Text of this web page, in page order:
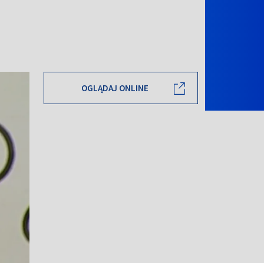
OGLĄDAJ ONLINE